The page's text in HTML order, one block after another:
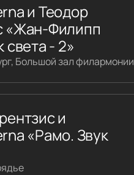
и Теодор
«Жан-Филипп
света - 2»
и
«Рамо. Звук